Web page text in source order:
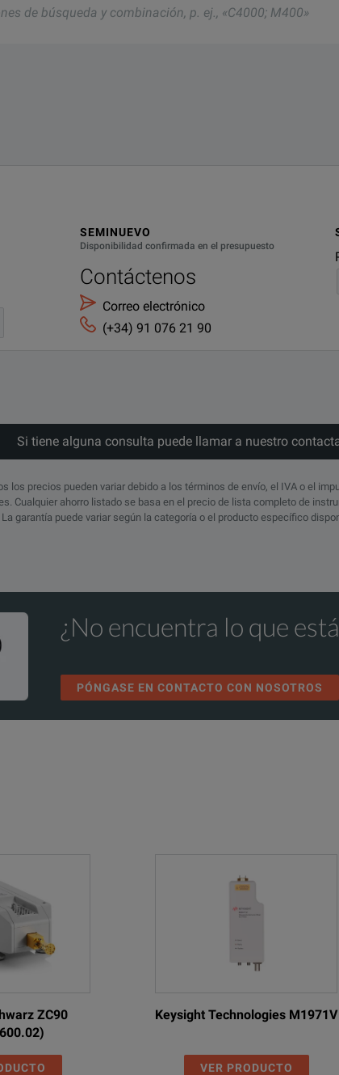
SEMINUEVO
Disponibilidad confirmada en el presupuesto
Contáctenos
Correo electrónico
(+34) 91 076 21 90
Si tiene alguna consulta puede llamar a nuestro
precios pueden variar debido a los términos de envío, el IVA o el
Cualquier ahorro listado se basa en el precio de lista completo de
garantía puede variar según la categoría o el producto específico
team will be happy to help.
de nuestro equipo le atenderá.
¿No encuentra lo que
PÓNGASE EN CONTACTO CON NOSOTROS
ZC90
Keysight Technologies M1971V
VER PRODUCTO